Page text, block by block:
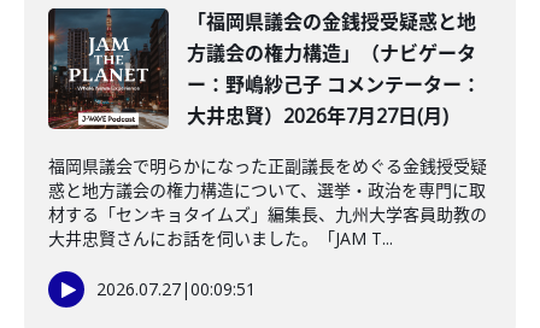
「福岡県議会の金銭授受疑惑と地
方議会の権力構造」（ナビゲータ
ー：野嶋紗己子 コメンテーター：
大井忠賢）2026年7月27日(月)
福岡県議会で明らかになった正副議長をめぐる金銭授受疑
惑と地方議会の権力構造について、選挙・政治を専門に取
材する「センキョタイムズ」編集長、九州大学客員助教の
大井忠賢さんにお話を伺いました。「JAM T...
2026.07.27|00:09:51